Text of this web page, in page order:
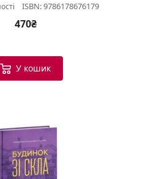
ISBN: 9786178676179
470₴
У кошик